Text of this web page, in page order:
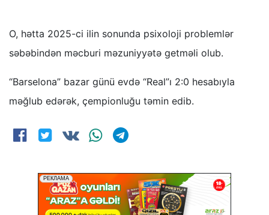
O, hətta 2025-ci ilin sonunda psixoloji problemlər
səbəbindən məcburi məzuniyyətə getməli olub.
“Barselona” bazar günü evdə “Real”ı 2:0 hesabıyla
məğlub edərək, çempionluğu təmin edib.